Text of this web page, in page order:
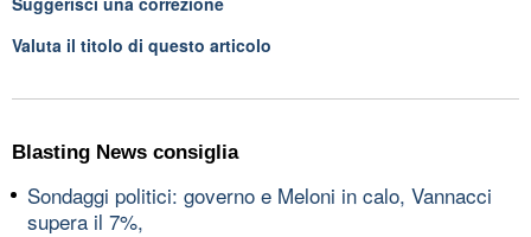
Valuta il titolo di questo articolo
Blasting News consiglia
Sondaggi politici: governo e Meloni in calo, Vannacci
supera il 7%,